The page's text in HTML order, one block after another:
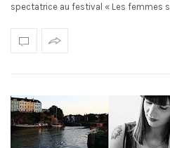
spectatrice au festival « Les femmes